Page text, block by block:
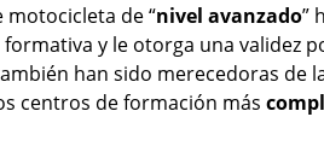
de “nivel avanzado”
y le otorga una validez
han sido merecedoras de
centros de formación más